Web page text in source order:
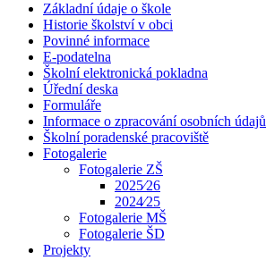
Základní údaje o škole
Historie školství v obci
Povinné informace
E-podatelna
Školní elektronická pokladna
Úřední deska
Formuláře
Informace o zpracování osobních údajů
Školní poradenské pracoviště
Fotogalerie
Fotogalerie ZŠ
2025⁄26
2024⁄25
Fotogalerie MŠ
Fotogalerie ŠD
Projekty